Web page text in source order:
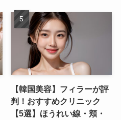
【韓国美容】フィラーが評
判！おすすめクリニック
【5選】ほうれい線・頬・